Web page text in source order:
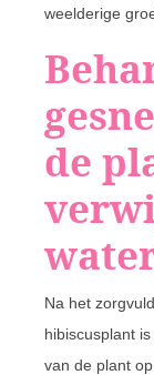
weelderige
de
Na het
hibiscusplant
van de plant